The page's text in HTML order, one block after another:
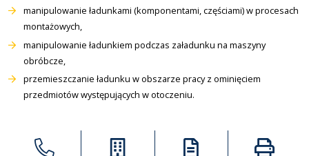
manipulowanie ładunkami (komponentami, częściami) w procesach
montażowych,
manipulowanie ładunkiem podczas załadunku na maszyny
obróbcze,
przemieszczanie ładunku w obszarze pracy z ominięciem
przedmiotów występujących w otoczeniu.